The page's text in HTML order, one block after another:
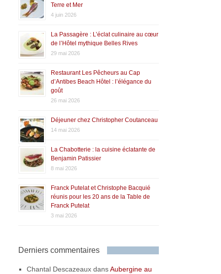
Terre et Mer
4 juin 2026
La Passagère : L’éclat culinaire au cœur
de l’Hôtel mythique Belles Rives
29 mai 2026
Restaurant Les Pêcheurs au Cap
d’Antibes Beach Hôtel : l’élégance du
goût
26 mai 2026
Déjeuner chez Christopher Coutanceau
14 mai 2026
La Chabotterie : la cuisine éclatante de
Benjamin Patissier
8 mai 2026
Franck Putelat et Christophe Bacquié
réunis pour les 20 ans de la Table de
Franck Putelat
3 mai 2026
Derniers commentaires
Chantal Descazeaux dansAubergine au